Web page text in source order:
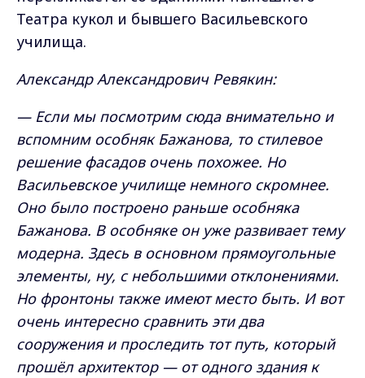
Театра кукол и бывшего Васильевского
училища.
Александр Александрович Ревякин:
— Если мы посмотрим сюда внимательно и
вспомним особняк Бажанова, то стилевое
решение фасадов очень похожее. Но
Васильевское училище немного скромнее.
Оно было построено раньше особняка
Бажанова. В особняке он уже развивает тему
модерна. Здесь в основном прямоугольные
элементы, ну, с небольшими отклонениями.
Но фронтоны также имеют место быть. И вот
очень интересно сравнить эти два
сооружения и проследить тот путь, который
прошёл архитектор — от одного здания к